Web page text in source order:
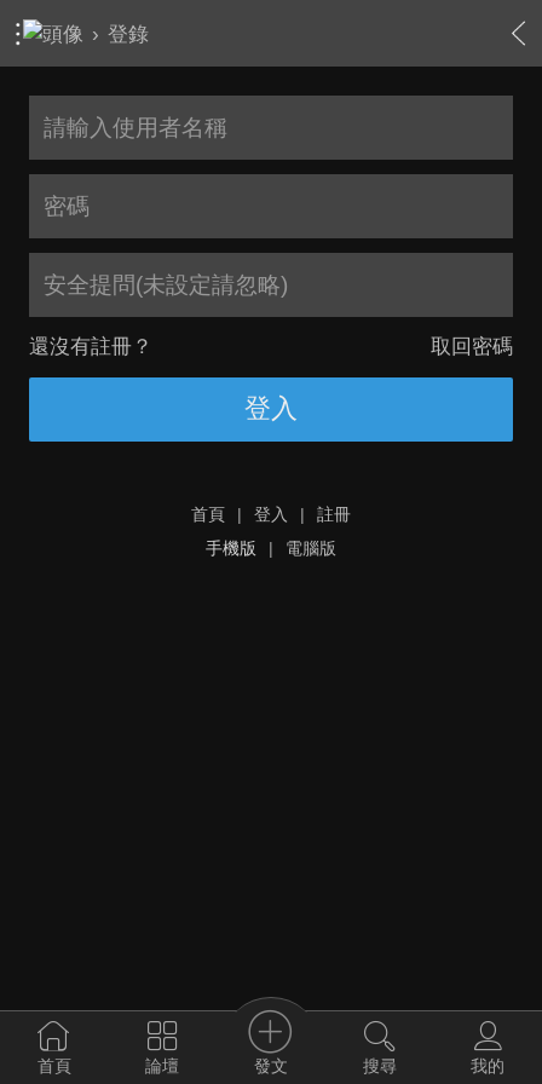
› 登錄
安全提問(未設定請忽略)
還沒有註冊？ 取回密碼
登入
首頁 | 登入 |
註冊
手機版
| 電腦版
首頁 論壇 發文 搜尋 我的